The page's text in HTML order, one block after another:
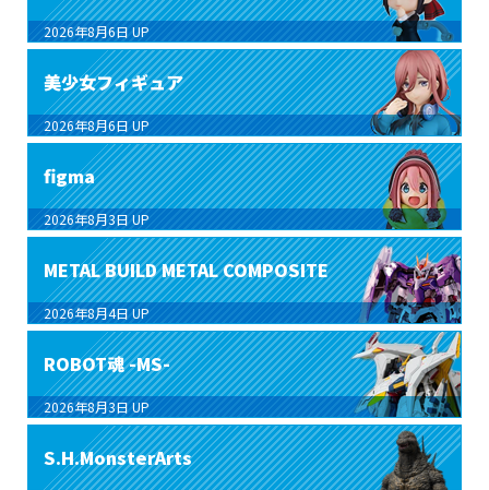
2026年8月6日 UP
美少女フィギュア
2026年8月6日 UP
figma
2026年8月3日 UP
METAL BUILD METAL COMPOSITE
2026年8月4日 UP
ROBOT魂 -MS-
2026年8月3日 UP
S.H.MonsterArts